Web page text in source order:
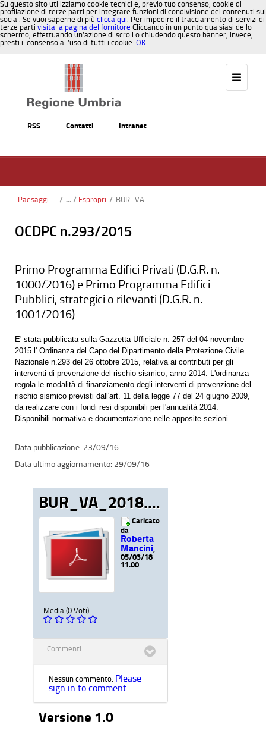
Su questo sito utilizziamo cookie tecnici e, previo tuo consenso, cookie di
profilazione di terze parti per integrare funzioni di condivisione dei contenuti sui
social. Se vuoi saperne di più clicca qui. Per impedire il tracciamento di servizi di
terze parti visita la pagina del fornitore Cliccando in un punto qualsiasi dello
schermo, effettuando un’azione di scroll o chiudendo questo banner, invece,
presti il consenso all’uso di tutti i cookie. OK
RSS Contatti Intranet
Paesaggio, Territorio, Urbanistica / Espropri / BUR_VA_2018.pdf
OCDPC n.293/2015
Primo Programma Edifici Privati (D.G.R. n.
1000/2016) e Primo Programma Edifici
Pubblici, strategici o rilevanti (D.G.R. n.
1001/2016)
E' stata pubblicata sulla Gazzetta Ufficiale n. 257 del 04 novembre
2015 l' Ordinanza del Capo del Dipartimento della Protezione Civile
Nazionale n.293 del 26 ottobre 2015, relativa ai contributi per gli
interventi di prevenzione del rischio sismico, anno 2014. L'ordinanza
regola le modalità di finanziamento degli interventi di prevenzione del
rischio sismico previsti dall'art. 11 della legge 77 del 24 giugno 2009,
da realizzare con i fondi resi disponibili per l'annualità 2014.
Disponibili normativa e documentazione nelle apposite sezioni.
23/09/16
29/09/16
BUR_VA_2018.pdf
Caricato
da
Roberta
Mancini
05/03/18
11.00
Media (0 Voti)
Commenti
Nessun commento. Please
sign in to comment.
Versione 1.0